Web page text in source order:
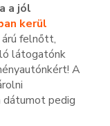
a jól
kerül
felnőtt,
látogatónk
A
dátumot pedig